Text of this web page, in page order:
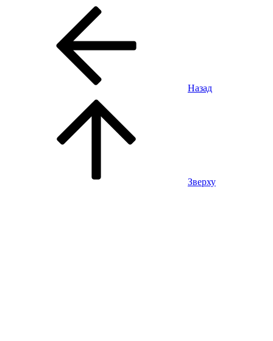
Назад
Зверху